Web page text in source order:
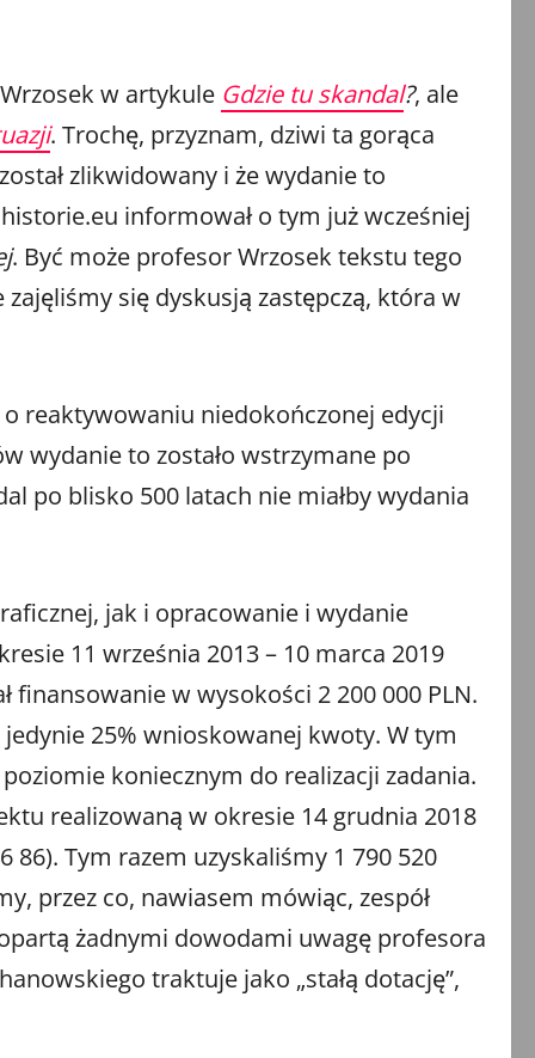
w artykule Gdzie tu skandal?, ale
. Trochę, przyznam, dziwi ta gorąca
zlikwidowany i że wydanie to
informował o tym już wcześniej
. Być może profesor Wrzosek tekstu tego
się dyskusją zastępczą, która w
reaktywowaniu niedokończonej edycji
wydanie to zostało wstrzymane po
po blisko 500 latach nie miałby wydania
jak i opracowanie i wydanie
11 września 2013 – 10 marca 2019
finansowanie w wysokości 2 200 000 PLN.
25% wnioskowanej kwoty. W tym
koniecznym do realizacji zadania.
realizowaną w okresie 14 grudnia 2018
Tym razem uzyskaliśmy 1 790 520
przez co, nawiasem mówiąc, zespół
żadnymi dowodami uwagę profesora
traktuje jako „stałą dotację”,